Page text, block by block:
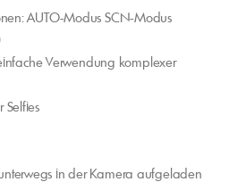
AUTO-Modus SCN-Modus
Verwendung komplexer
Selfies
in der Kamera aufgeladen